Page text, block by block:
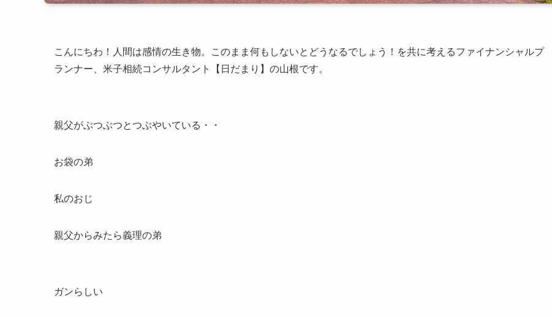
こんにちわ！人間は感情の生き物。このまま何もしないとどうなるでしょう！を共に考えるファイナンシャルプ
ランナー、米子相続コンサルタント【日だまり】の山根です。
親父がぶつぶつとつぶやいている・・
お袋の弟
私のおじ
親父からみたら義理の弟
ガンらしい